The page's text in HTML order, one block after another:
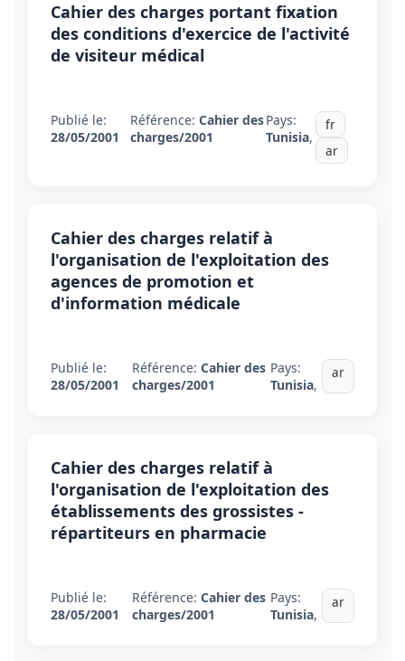
Cahier des charges portant fixation
des conditions d'exercice de l'activité
de visiteur médical
Publié le:
28/05/2001
Référence: Cahier des
charges/2001
Pays:
Tunisia,
fr
ar
Cahier des charges relatif à
l'organisation de l'exploitation des
agences de promotion et
d'information médicale
Publié le:
28/05/2001
Référence: Cahier des
charges/2001
Pays:
Tunisia,
ar
Cahier des charges relatif à
l'organisation de l'exploitation des
établissements des grossistes -
répartiteurs en pharmacie
Publié le:
28/05/2001
Référence: Cahier des
charges/2001
Pays:
Tunisia,
ar